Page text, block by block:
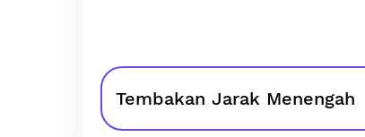
Tembakan Jarak Menengah